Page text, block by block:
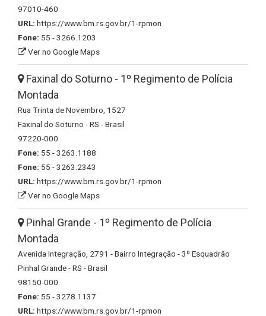
97010-460
URL: https://www.bm.rs.gov.br/1-rpmon
Fone: 55 - 3266.1203
Ver no Google Maps
Faxinal do Soturno - 1º Regimento de Polícia
Montada
Rua Trinta de Novembro, 1527
Faxinal do Soturno - RS - Brasil
97220-000
Fone: 55 - 3263.1188
Fone: 55 - 3263.2343
URL: https://www.bm.rs.gov.br/1-rpmon
Ver no Google Maps
Pinhal Grande - 1º Regimento de Polícia
Montada
Avenida Integração, 2791 - Bairro Integração - 3º Esquadrão
Pinhal Grande - RS - Brasil
98150-000
Fone: 55 - 3278.1137
URL: https://www.bm.rs.gov.br/1-rpmon